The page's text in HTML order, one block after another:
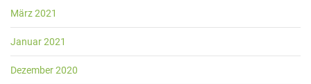
März 2021
Januar 2021
Dezember 2020